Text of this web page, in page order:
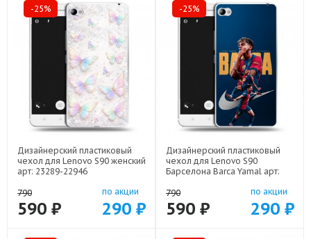
-25%
Дизайнерский пластиковый
чехол для Lenovo S90 женский
арт: 23289-22946
790
590 ₽
по акции
290 ₽
-25%
Дизайнерский пластиковый
чехол для Lenovo S90
Барселона Barca Yamal арт:
790
590 ₽
по акции
290 ₽